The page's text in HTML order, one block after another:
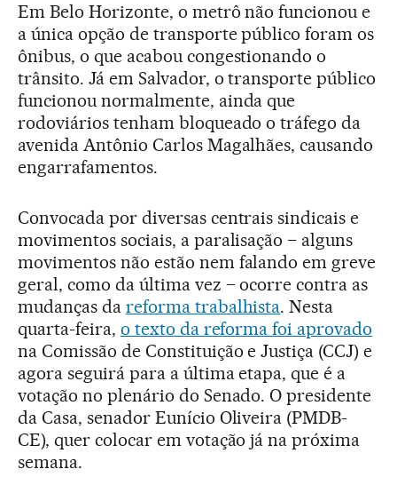
Em Belo Horizonte, o metrô não funcionou e
a única opção de transporte público foram os
ônibus, o que acabou congestionando o
trânsito. Já em Salvador, o transporte público
funcionou normalmente, ainda que
rodoviários tenham bloqueado o tráfego da
avenida Antônio Carlos Magalhães, causando
engarrafamentos.
Convocada por diversas centrais sindicais e
movimentos sociais, a paralisação – alguns
movimentos não estão nem falando em greve
geral, como da última vez – ocorre contra as
mudanças da reforma trabalhista. Nesta
quarta-feira, o texto da reforma foi aprovado
na Comissão de Constituição e Justiça (CCJ) e
agora seguirá para a última etapa, que é a
votação no plenário do Senado. O presidente
da Casa, senador Eunício Oliveira (PMDB-
CE), quer colocar em votação já na próxima
semana.